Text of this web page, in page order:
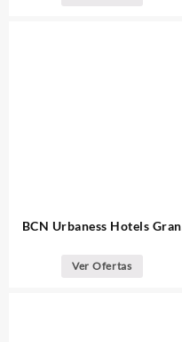
BCN Urbaness Hotels Gran
Ver Ofertas